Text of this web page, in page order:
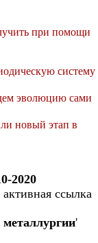
при помощи
систему
эволюцию сами
новый этап в
2020
ссылка
'